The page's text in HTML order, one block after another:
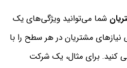
شما می‌توانید ویژگی‌های یک
مشتریان در هر سطح را با
کنید. برای مثال، یک شرکت